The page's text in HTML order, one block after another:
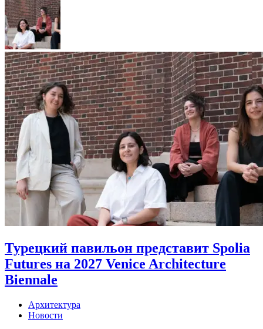
Турецкий павильон представит Spolia
Futures на 2027 Venice Architecture
Biennale
Архитектура
Новости